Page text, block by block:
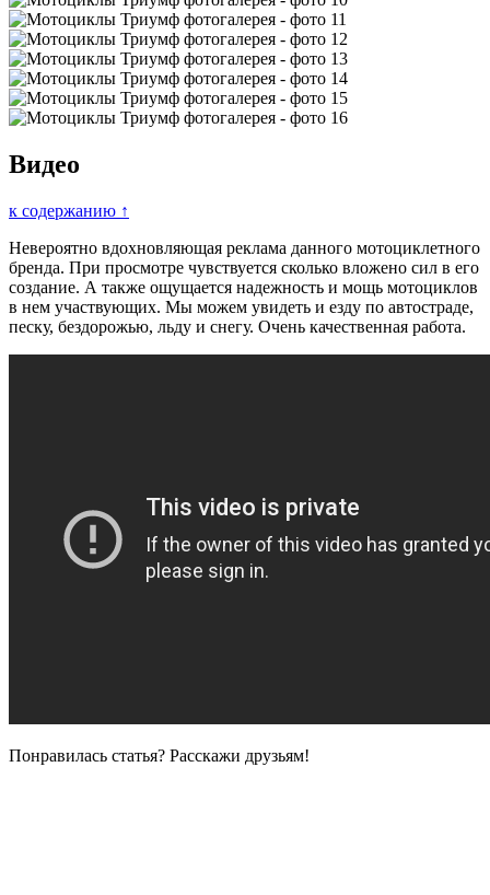
Видео
к содержанию ↑
Невероятно вдохновляющая реклама данного мотоциклетного
бренда. При просмотре чувствуется сколько вложено сил в его
создание. А также ощущается надежность и мощь мотоциклов
в нем участвующих. Мы можем увидеть и езду по автостраде,
песку, бездорожью, льду и снегу. Очень качественная работа.
Понравилась статья? Расскажи друзьям!